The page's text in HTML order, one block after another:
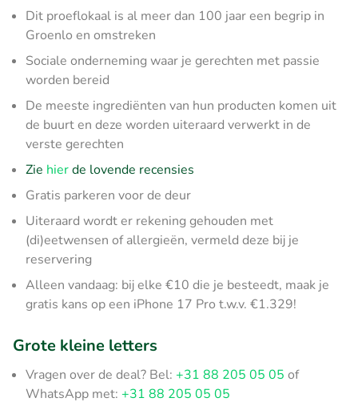
Dit proeflokaal is al meer dan 100 jaar een begrip in
Groenlo en omstreken
Sociale onderneming waar je gerechten met passie
worden bereid
De meeste ingrediënten van hun producten komen uit
de buurt en deze worden uiteraard verwerkt in de
verste gerechten
Zie hierde lovende recensies
Gratis parkeren voor de deur
Uiteraard wordt er rekening gehouden met
(di)eetwensen of allergieën, vermeld deze bij je
reservering
Alleen vandaag: bij elke €10 die je besteedt, maak je
gratis kans op een iPhone 17 Pro t.w.v. €1.329!
Grote kleine letters
Vragen over de deal? Bel: +31 88 205 05 05 of
WhatsApp met: +31 88 205 05 05